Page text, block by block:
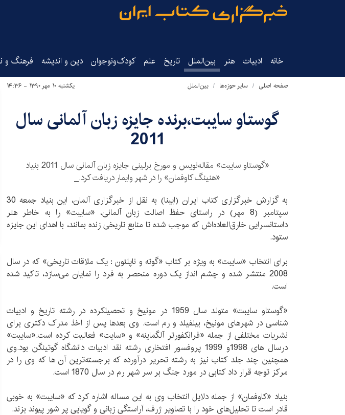
خانه ادبیات هنر بین‌الملل تاریخ‌ علم کودک‌ونوجوان دین و اندیشه فرهنگ و
صفحه اصلی سایر حوزه‌ها بین‌الملل یکشنبه ۱۰ مهر ۱۳۹۰ - ۱۴:۳۶
گوستاو سایبت،برنده جایزه زبان آلمانی سال
2011
«گوستاو سایبت» مقاله‌نویس و مورخ برلینی جایزه زبان آلمانی سال 2011 بنیاد
«هنینگ کاوفمان» را در شهر وایمار دریافت کرد._
به گزارش خبرگزاری کتاب ایران (ایبنا) به نقل از خبرگزاری آلمان، این بنیاد جمعه 30
سپتامبر (8 مهر) در راستای حفظ اصالت زبان آلمانی، «سایبت» را به خاطر هنر
داستانسرایی خارق‌العاده‌اش که موجب شده تا منابع تاریخی زنده بمانند، با اهدای این جایزه
ستود.
برای انتخاب «سایبت» به ویژه بر کتاب «گوته و ناپلئون : یک ملاقات تاریخی» كه در سال
2008 منتشر شده و چشم انداز یک دوره منحصر به فرد را نمایان می‌سازد، تاكيد شده
است.
«گوستاو سایبت» متولد سال 1959 در مونیخ و تحصیلکرده در رشته تاریخ و ادبیات
شناسی در شهرهای مونیخ، بیلفيلد و رم است. وی بعدها پس از اخذ مدرک دکتری برای
نشریات مختلفی از جمله «فرانکفورتر آلگماینه» و «سایت» فعالیت کرده است.«سایبت»
درسال های 1998و 1999 پروفسور افتخاری رشته نقد ادبیات دانشگاه گوتینگن بود.وی
همچنین چند جلد کتاب نیز به رشته تحریر درآورده که برجسته‌ترین آن ها که وی را در
مرکز توجه قرار داد کتابی در مورد جنگ بر سر شهر رم در سال 1870 است.
بنیاد «کاوفمان» از جمله دلایل انتخاب وی به این مساله اشاره کرد که «سایبت» به خوبی
قادر است تا تحليل‌های خود را با تصاویر ژرف، آراستگی زبانی و گویایی پر شور پیوند بزند.